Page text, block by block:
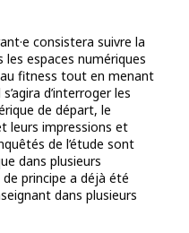
consistera suivre la
les espaces numériques
fitness tout en menant
d’interroger les
de départ, le
leurs impressions et
de l’étude sont
dans plusieurs
de principe a déjà été
dans plusieurs